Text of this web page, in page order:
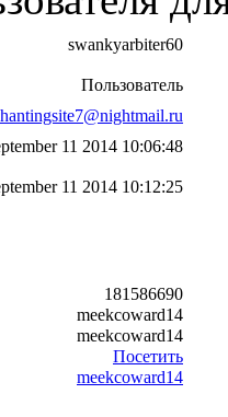
swankyarbiter60
Пользователь
11 2014 10:06:48
11 2014 10:12:25
181586690
meekcoward14
meekcoward14
Посетить
meekcoward14